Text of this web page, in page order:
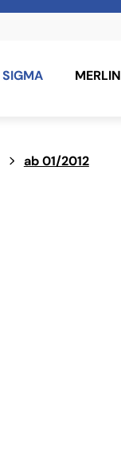
SIGMA MERLIN
ab 01/2012